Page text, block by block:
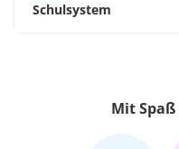
Schulsystem
Mit Spaß